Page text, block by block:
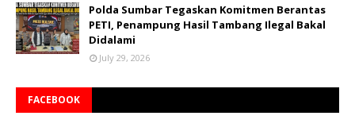
Polda Sumbar Tegaskan Komitmen Berantas
PETI, Penampung Hasil Tambang Ilegal Bakal
Didalami
July 29, 2026
FACEBOOK